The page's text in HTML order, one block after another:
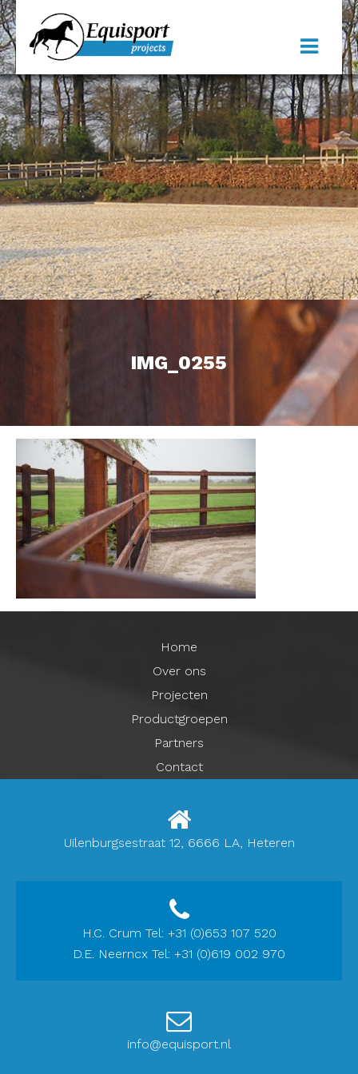
IMG_0255
Home
Over ons
Projecten
Productgroepen
Partners
Contact
Uilenburgsestraat 12, 6666 LA, Heteren
H.C. Crum Tel: +31 (0)653 107 520
D.E. Neerncx Tel: +31 (0)619 002 970
info@equisport.nl